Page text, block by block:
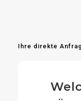
Ihre direkte